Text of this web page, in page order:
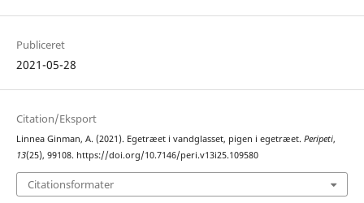
Publiceret
2021-05-28
Citation/Eksport
Linnea Ginman, A. (2021). Egetræet i vandglasset, pigen i egetræet. Peripeti,
13(25), 99108. https://doi.org/10.7146/peri.v13i25.109580
Citationsformater